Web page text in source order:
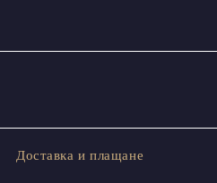
Доставка и плащане